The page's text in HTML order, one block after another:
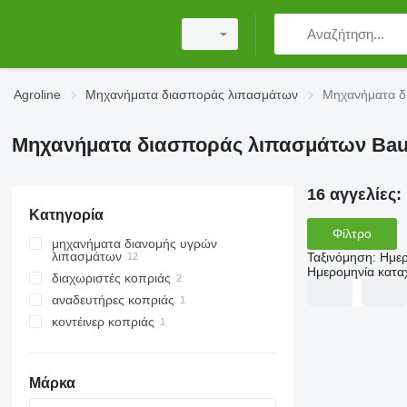
Agroline Μηχανήματα διασποράς λιπασμάτων Μηχανήματα
Μηχανήματα διασποράς λιπασμάτων
Κατηγορία
μηχανήματα διανομής υγρών
λιπασμάτων
διαχωριστές κοπριάς
αναδευτήρες κοπριάς
κοντέινερ κοπριάς
Μάρκα
16 αγγελίες:
Φίλτρο
Ταξινόμηση:
Ημερομηνία